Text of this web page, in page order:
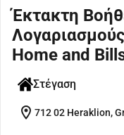
Έκτακτη
Home and
Στέγαση
location_on 712 02 Heraklion,